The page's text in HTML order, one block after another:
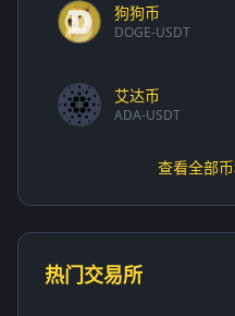
狗狗币
DOGE-USDT
艾达币
ADA-USDT
查看全部
热门交易所